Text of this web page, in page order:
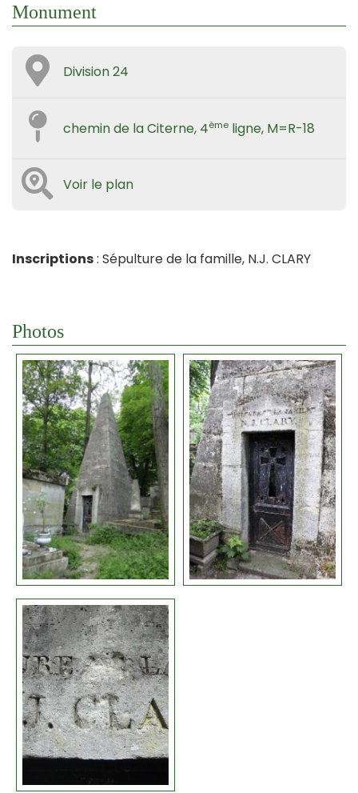
Monument
Division 24
chemin de la Citerne, 4ème ligne, M=R-18
Voir le plan
Inscriptions: Sépulture de la famille, N.J. CLARY
Photos